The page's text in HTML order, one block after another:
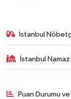
İstanbul
İstanbul
Puan Durumu